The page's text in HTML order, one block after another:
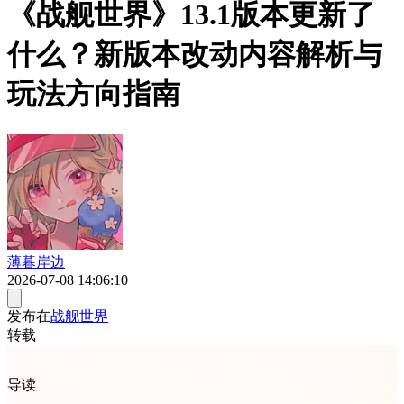
《战舰世界》13.1版本更新了
什么？新版本改动内容解析与
玩法方向指南
薄暮岸边
2026-07-08 14:06:10
发布在战舰世界
转载
导读